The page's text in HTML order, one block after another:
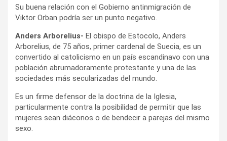
Su buena relación con el Gobierno antinmigración de
Viktor Orban podría ser un punto negativo.
Anders Arborelius- El obispo de Estocolo, Anders
Arborelius, de 75 años, primer cardenal de Suecia, es un
convertido al catolicismo en un país escandinavo con una
población abrumadoramente protestante y una de las
sociedades más secularizadas del mundo.
Es un firme defensor de la doctrina de la Iglesia,
particularmente contra la posibilidad de permitir que las
mujeres sean diáconos o de bendecir a parejas del mismo
sexo.